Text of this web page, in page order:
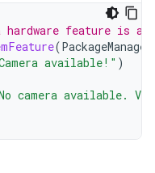
hardware feature is
(PackageManager
available!" )
camera available.